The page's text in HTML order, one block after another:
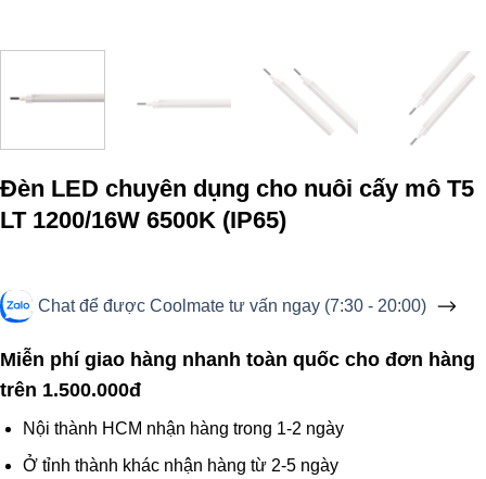
Đèn LED chuyên dụng cho nuôi cấy mô T5
LT 1200/16W 6500K (IP65)
Chat để được Coolmate tư vấn ngay (7:30 - 20:00)
Miễn phí giao hàng nhanh toàn quốc cho đơn hàng
trên 1.500.000đ
Nội thành HCM nhận hàng trong 1-2 ngày
Ở tỉnh thành khác nhận hàng từ 2-5 ngày